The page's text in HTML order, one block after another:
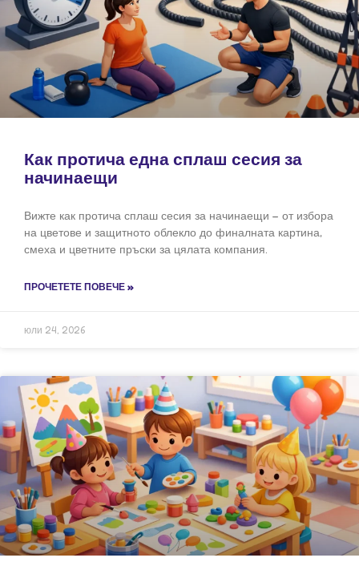
Как протича една сплаш сесия за
начинаещи
Вижте как протича сплаш сесия за начинаещи – от избора
на цветове и защитното облекло до финалната картина,
смеха и цветните пръски за цялата компания.
ПРОЧЕТЕТЕ ПОВЕЧЕ »
юли 24, 2026